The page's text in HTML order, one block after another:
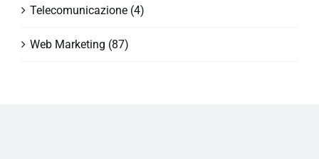
Telecomunicazione (4)
Web Marketing (87)